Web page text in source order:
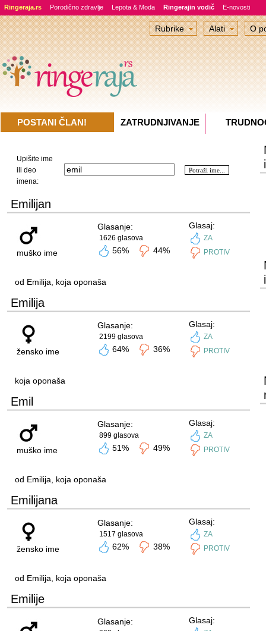
Ringeraja.rs Porodično zdravlje Lepota & Moda Ringerajin vodič E-novosti
Upišite ime
ili deo
imena:
Emilijan
muško ime
Glasanje:
1626 glasova
56% 44%
Glasaj:
ZA
PROTIV
od Emilija, koja oponaša
Emilija
žensko ime
Glasanje:
2199 glasova
64% 36%
Glasaj:
ZA
PROTIV
koja oponaša
Emil
muško ime
Glasanje:
899 glasova
51% 49%
Glasaj:
ZA
PROTIV
od Emilija, koja oponaša
Emilijana
žensko ime
Glasanje:
1517 glasova
62% 38%
Glasaj:
ZA
PROTIV
od Emilija, koja oponaša
Emilije
Glasanje: Glasaj:
Rubrike Alati O
POSTANI ČLAN! ZATRUDNJIVANJE